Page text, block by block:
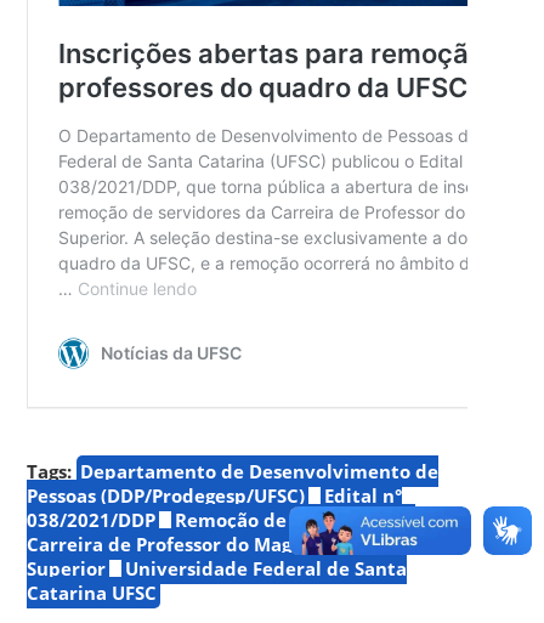
Tags: Departamento de Desenvolvimento de
Pessoas (DDP/Prodegesp/UFSC)
Edital n°
038/2021/DDP
Remoção de servidores da
Carreira de Professor do Magistério
Superior
Universidade Federal de Santa
Catarina UFSC